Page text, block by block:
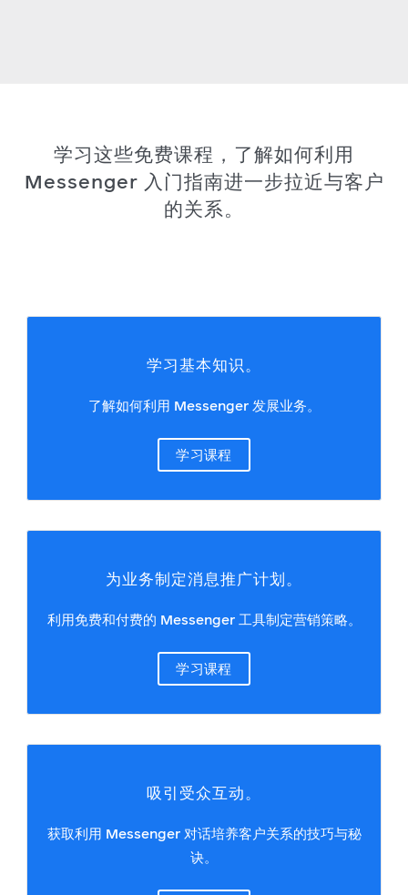
学习这些免费课程，了解如何利用
Messenger 入门指南进一步拉近与客户
的关系。
学习基本知识。
了解如何利用 Messenger 发展业务。
学习课程
为业务制定消息推广计划。
利用免费和付费的 Messenger 工具制定营销策略。
学习课程
吸引受众互动。
获取利用 Messenger 对话培养客户关系的技巧与秘
诀。